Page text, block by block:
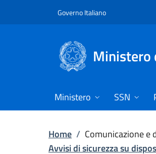
Governo Italiano
Ministero
Ministero SSN
Home / Comunicazione e
Avvisi di sicurezza su